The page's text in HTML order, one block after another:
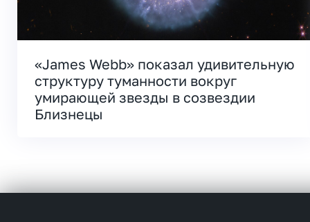
«James Webb» показал удивительную
структуру туманности вокруг
умирающей звезды в созвездии
Близнецы